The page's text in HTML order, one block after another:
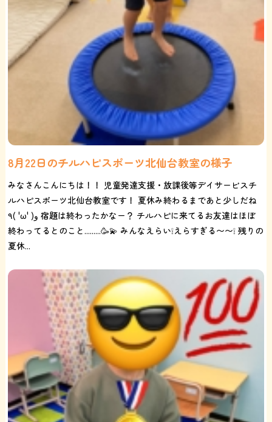
8月22日のチルハピスポーツ北仙台教室の様子
みなさんこんにちは！！ 児童発達支援・放課後等デイサービスチ
ルハピスポーツ北仙台教室です！ 夏休み終わるまであと少しだね
٩( 'ω' )و 宿題は終わったかなー？ チルハピに来てるお友達はほぼ
終わってるとのこと.........🥳💫 みんなえらい❕えらすぎる〜〜❕ 残りの
夏休...